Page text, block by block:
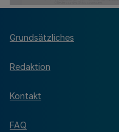
Grundsätzliches
Redaktion
Kontakt
FAQ